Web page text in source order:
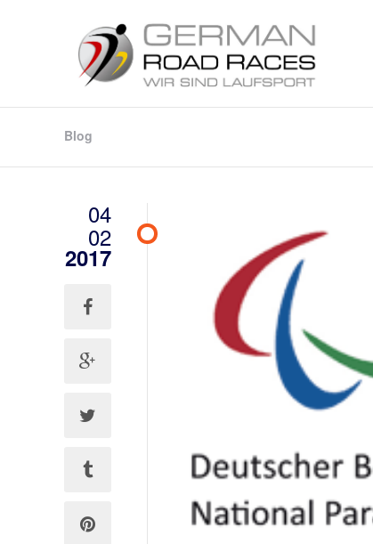
Blog
04
02
2017